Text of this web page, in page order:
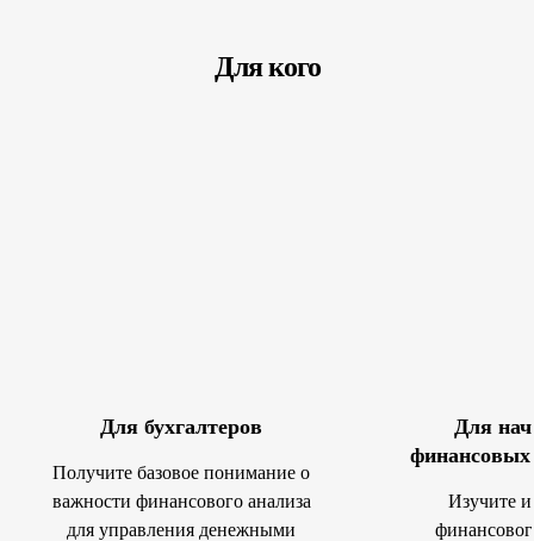
Для кого
Для бухгалтеров
Получите базовое понимание о
важности финансового анализа
для управления денежными
Для
финансовых
Изучите